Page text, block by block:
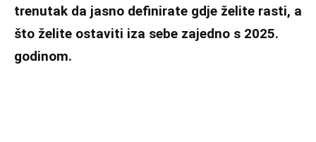
trenutak da jasno definirate gdje želite rasti, a
što želite ostaviti iza sebe zajedno s 2025.
godinom.